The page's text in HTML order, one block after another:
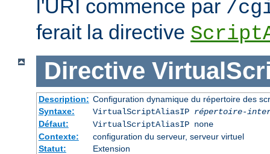
l'URI commence par /
ferait la directive
Directive
Description: Configuration dynamique du répertoire des
Syntaxe:
VirtualScriptAliasIP répertoire-
Défaut:
VirtualScriptAliasIP none
Contexte:
configuration du serveur, serveur virtuel
Statut:
Extension